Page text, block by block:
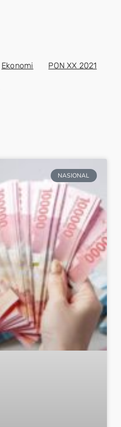
Ekonomi PON XX 2021
NASIONAL